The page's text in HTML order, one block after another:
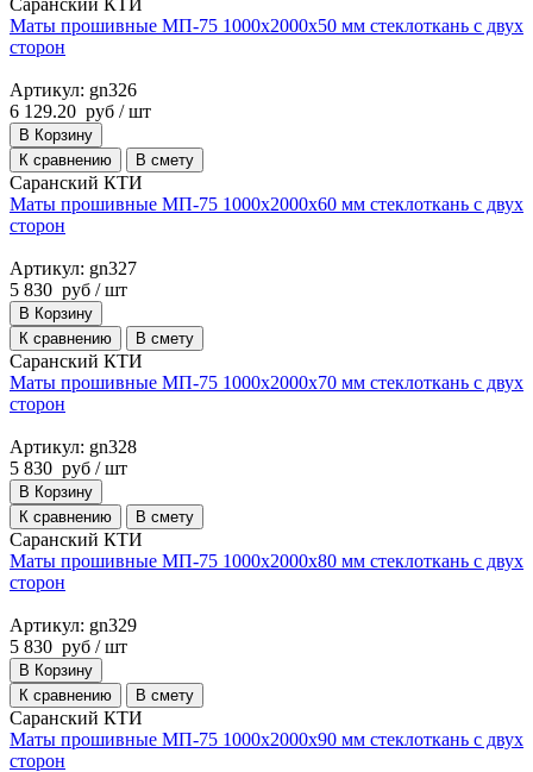
Саранский КТИ
Маты прошивные МП-75 1000х2000х50 мм стеклоткань с двух
сторон
Артикул: gn326
6 129.20 руб / шт
В Корзину
К сравнению
В смету
Саранский КТИ
Маты прошивные МП-75 1000х2000х60 мм стеклоткань с двух
сторон
Артикул: gn327
5 830 руб / шт
В Корзину
К сравнению
В смету
Саранский КТИ
Маты прошивные МП-75 1000х2000х70 мм стеклоткань с двух
сторон
Артикул: gn328
5 830 руб / шт
В Корзину
К сравнению
В смету
Саранский КТИ
Маты прошивные МП-75 1000х2000х80 мм стеклоткань с двух
сторон
Артикул: gn329
5 830 руб / шт
В Корзину
К сравнению
В смету
Саранский КТИ
Маты прошивные МП-75 1000х2000х90 мм стеклоткань с двух
сторон